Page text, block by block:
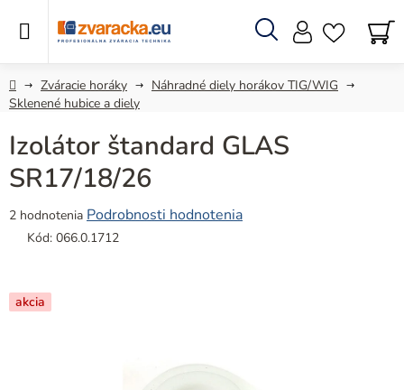
Hľadať
DomovZváracie horáky
Náhradné diely horákov TIG/WIG
Sklenené hubice a diely
Izolátor štandard GLAS
SR17/18/26
Priemerné
hodnotenie
5,0
z
2 hodnotenia Podrobnosti hodnotenia
Kód: 066.0.1712
akcia